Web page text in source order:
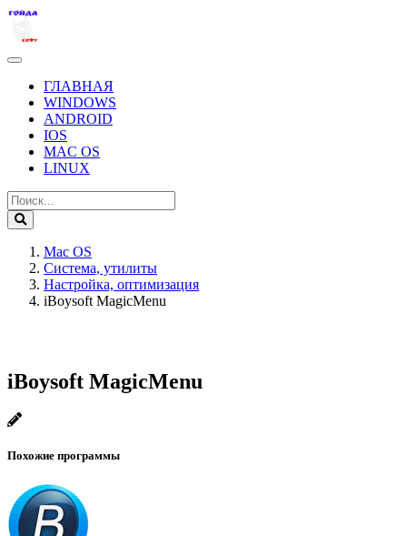
ГЛАВНАЯ
WINDOWS
ANDROID
IOS
MAC OS
LINUX
Mac OS
Система, утилиты
Настройка, оптимизация
iBoysoft MagicMenu
iBoysoft MagicMenu
Похожие программы